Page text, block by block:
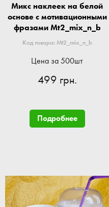
Микс наклеек на белой
основе с мотивационными
фразами Mt2_mix_n_b
Код товара: Mt2_mix_n_b
Цена за 500шт
499 грн.
Подробнее